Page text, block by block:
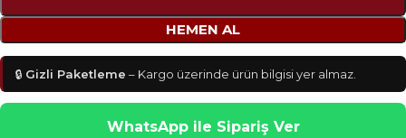
HEMEN AL
🔒 Gizli Paketleme – Kargo üzerinde ürün bilgisi yer almaz.
WhatsApp ile Sipariş Ver